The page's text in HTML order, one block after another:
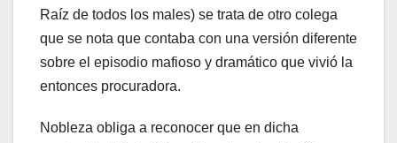
Raíz de todos los males) se trata de otro colega
que se nota que contaba con una versión diferente
sobre el episodio mafioso y dramático que vivió la
entonces procuradora.
Nobleza obliga a reconocer que en dicha